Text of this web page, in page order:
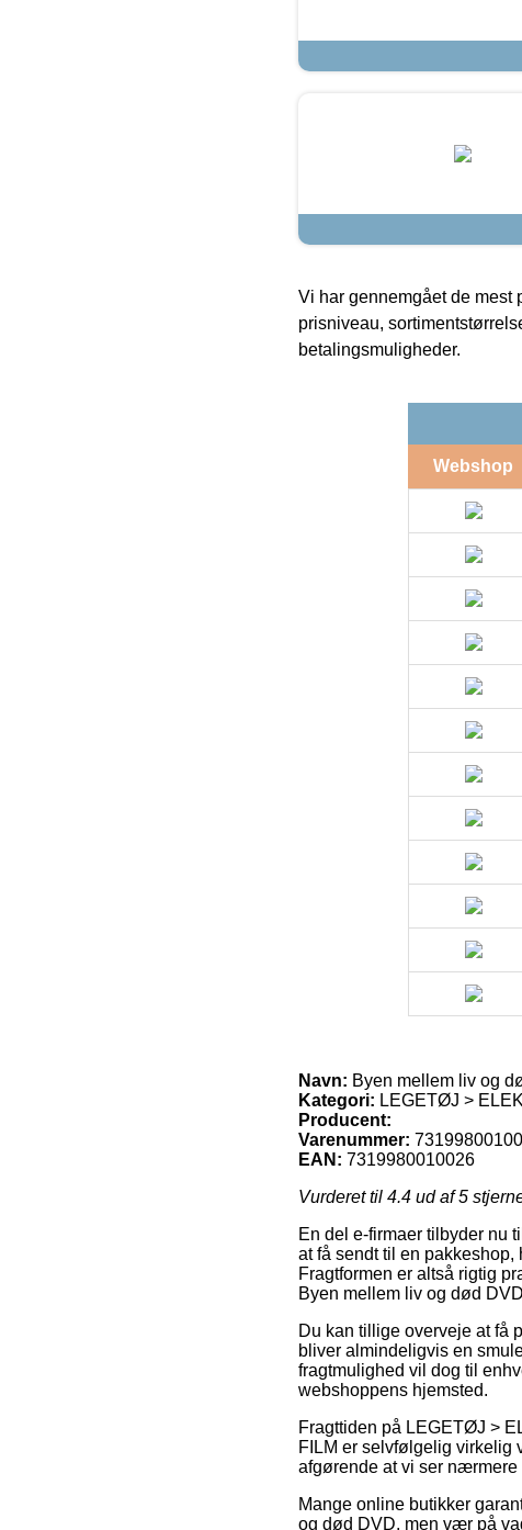
Vi har gennemgået de mest
prisniveau,
betalingsmuligheder.
Webshop
Navn: Byen mellem liv og
Kategori: LEGETØJ >
Producent:
Varenummer:
EAN: 7319980010026
Vurderet til 4.4 ud af 5
En del e-firmaer tilbyder nu
at få sendt til en
Fragtformen er altså rigtig
Byen mellem liv og død
Du kan tillige overveje at få
bliver almindeligvis en
fragtmulighed vil dog til
webshoppens hjemsted.
Fragttiden på LEGETØJ >
FILM er selvfølgelig virkelig
afgørende at vi ser
Mange online butikker
og død DVD, men vær på